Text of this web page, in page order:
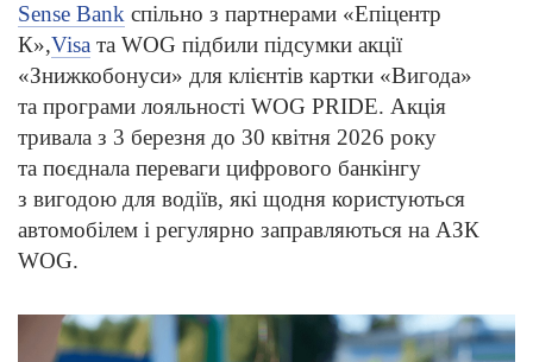
Sense Bank спільно з партнерами «Епіцентр
К»,Visa та WOG підбили підсумки акції
«Знижкобонуси» для клієнтів картки «Вигода»
та програми лояльності WOG PRIDE. Акція
тривала з 3 березня до 30 квітня 2026 року
та поєднала переваги цифрового банкінгу
з вигодою для водіїв, які щодня користуються
автомобілем і регулярно заправляються на АЗК
WOG.